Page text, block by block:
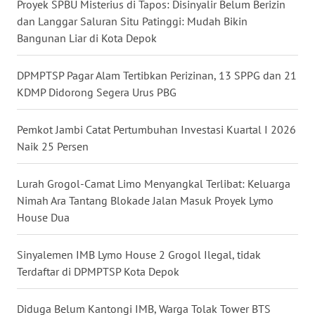
Proyek SPBU Misterius di Tapos: Disinyalir Belum Berizin
dan Langgar Saluran Situ Patinggi: Mudah Bikin
Bangunan Liar di Kota Depok
DPMPTSP Pagar Alam Tertibkan Perizinan, 13 SPPG dan 21
KDMP Didorong Segera Urus PBG
Pemkot Jambi Catat Pertumbuhan Investasi Kuartal I 2026
Naik 25 Persen
Lurah Grogol-Camat Limo Menyangkal Terlibat: Keluarga
Nimah Ara Tantang Blokade Jalan Masuk Proyek Lymo
House Dua
Sinyalemen IMB Lymo House 2 Grogol Ilegal, tidak
Terdaftar di DPMPTSP Kota Depok
Diduga Belum Kantongi IMB, Warga Tolak Tower BTS
BALI
WN
KALBAR
WN
KALTENG
WN
KALTARA
WN
KALSEL
WN
KALTIM